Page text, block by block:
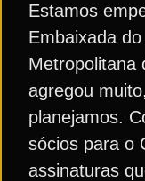
Estamos
Embaixada
Metropolitana
agregou
planejamos.
sócios para o
assinaturas